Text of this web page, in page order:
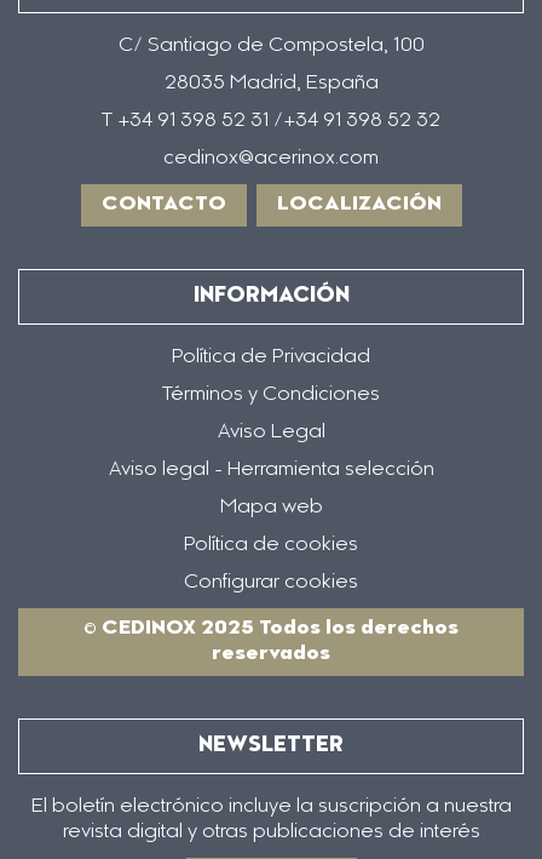
C/ Santiago de Compostela, 100
28035 Madrid, España
T +34 91 398 52 31 /+34 91 398 52 32
cedinox@acerinox.com
CONTACTO LOCALIZACIÓN
INFORMACIÓN
Política de Privacidad
Términos y Condiciones
Aviso Legal
Aviso legal - Herramienta selección
Mapa web
Política de cookies
Configurar cookies
© CEDINOX 2025 Todos los derechos
reservados
NEWSLETTER
El boletín electrónico incluye la suscripción a nuestra
revista digital y otras publicaciones de interés